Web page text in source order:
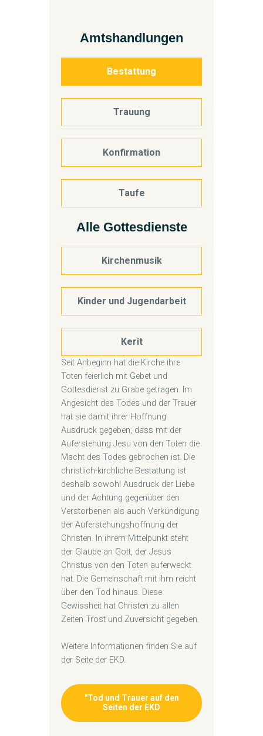
Amtshandlungen
Bestattung
Trauung
Konfirmation
Taufe
Alle Gottesdienste
Kirchenmusik
Kinder und Jugendarbeit
Kerit
Seit Anbeginn hat die Kirche ihre
Toten feierlich mit Gebet und
Gottesdienst zu Grabe getragen. Im
Angesicht des Todes und der Trauer
hat sie damit ihrer Hoffnung
Ausdruck gegeben, dass mit der
Auferstehung Jesu von den Toten die
Macht des Todes gebrochen ist. Die
christlich-kirchliche Bestattung ist
deshalb sowohl Ausdruck der Liebe
und der Achtung gegenüber den
Verstorbenen als auch Verkündigung
der Auferstehungshoffnung der
Christen. In ihrem Mittelpunkt steht
der Glaube an Gott, der Jesus
Christus von den Toten auferweckt
hat. Die Gemeinschaft mit ihm reicht
über den Tod hinaus. Diese
Gewissheit hat Christen zu allen
Zeiten Trost und Zuversicht gegeben.
Weitere Informationen finden Sie auf
der Seite der EKD.
"Tod und Trauer auf den
Seiten der EKD